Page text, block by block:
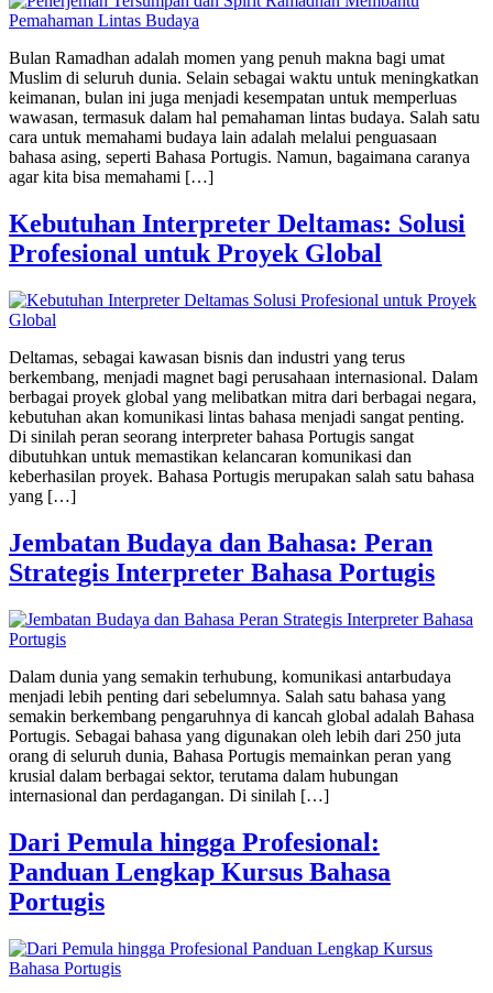
Bulan Ramadhan adalah momen yang penuh makna bagi umat
Muslim di seluruh dunia. Selain sebagai waktu untuk meningkatkan
keimanan, bulan ini juga menjadi kesempatan untuk memperluas
wawasan, termasuk dalam hal pemahaman lintas budaya. Salah satu
cara untuk memahami budaya lain adalah melalui penguasaan
bahasa asing, seperti Bahasa Portugis. Namun, bagaimana caranya
agar kita bisa memahami […]
Kebutuhan Interpreter Deltamas: Solusi
Profesional untuk Proyek Global
Deltamas, sebagai kawasan bisnis dan industri yang terus
berkembang, menjadi magnet bagi perusahaan internasional. Dalam
berbagai proyek global yang melibatkan mitra dari berbagai negara,
kebutuhan akan komunikasi lintas bahasa menjadi sangat penting.
Di sinilah peran seorang interpreter bahasa Portugis sangat
dibutuhkan untuk memastikan kelancaran komunikasi dan
keberhasilan proyek. Bahasa Portugis merupakan salah satu bahasa
yang […]
Jembatan Budaya dan Bahasa: Peran
Strategis Interpreter Bahasa Portugis
Dalam dunia yang semakin terhubung, komunikasi antarbudaya
menjadi lebih penting dari sebelumnya. Salah satu bahasa yang
semakin berkembang pengaruhnya di kancah global adalah Bahasa
Portugis. Sebagai bahasa yang digunakan oleh lebih dari 250 juta
orang di seluruh dunia, Bahasa Portugis memainkan peran yang
krusial dalam berbagai sektor, terutama dalam hubungan
internasional dan perdagangan. Di sinilah […]
Dari Pemula hingga Profesional:
Panduan Lengkap Kursus Bahasa
Portugis